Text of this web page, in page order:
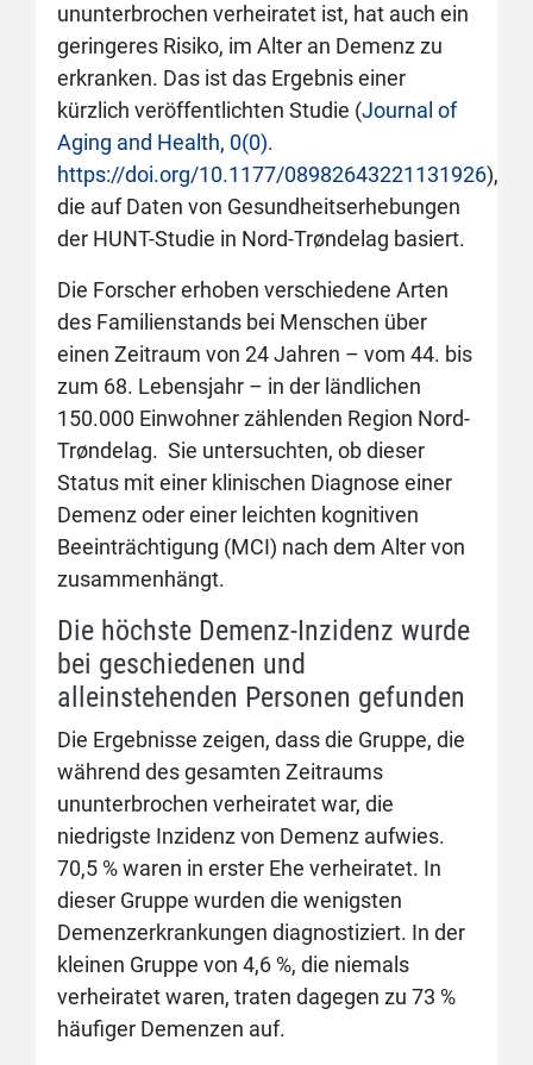
ununterbrochen verheiratet ist, hat auch ein
geringeres Risiko, im Alter an Demenz zu
erkranken. Das ist das Ergebnis einer
kürzlich veröffentlichten Studie (Journal of
Aging and Health, 0(0).
https://doi.org/10.1177/08982643221131926),
die auf Daten von Gesundheitserhebungen
der HUNT-Studie in Nord-Trøndelag basiert.
Die Forscher erhoben verschiedene Arten
des Familienstands bei Menschen über
einen Zeitraum von 24 Jahren – vom 44. bis
zum 68. Lebensjahr – in der ländlichen
150.000 Einwohner zählenden Region Nord-
Trøndelag. Sie untersuchten, ob dieser
Status mit einer klinischen Diagnose einer
Demenz oder einer leichten kognitiven
Beeinträchtigung (MCI) nach dem Alter von
zusammenhängt.
Die höchste Demenz-Inzidenz wurde
bei geschiedenen und
alleinstehenden Personen gefunden
Die Ergebnisse zeigen, dass die Gruppe, die
während des gesamten Zeitraums
ununterbrochen verheiratet war, die
niedrigste Inzidenz von Demenz aufwies.
70,5 % waren in erster Ehe verheiratet. In
dieser Gruppe wurden die wenigsten
Demenzerkrankungen diagnostiziert. In der
kleinen Gruppe von 4,6 %, die niemals
verheiratet waren, traten dagegen zu 73 %
häufiger Demenzen auf.